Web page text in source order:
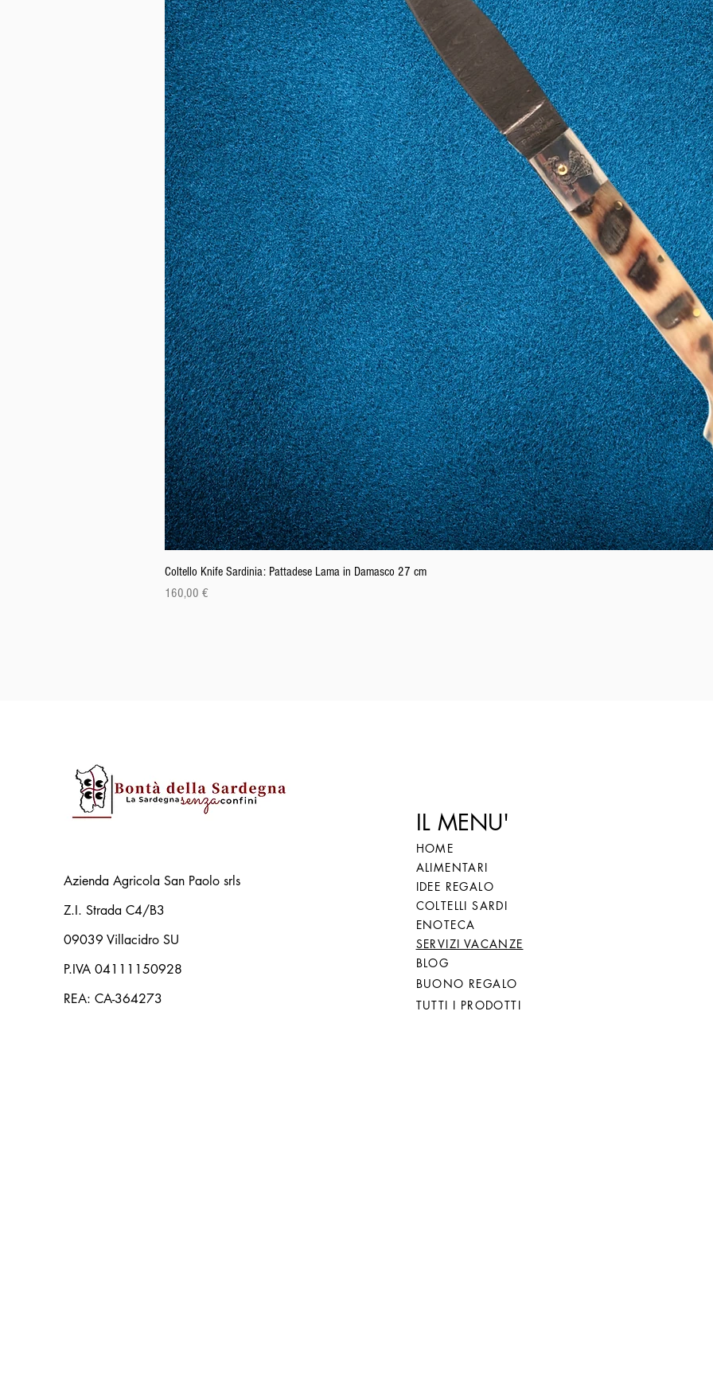
Coltello Knife Sardinia: Pattadese Lama in Damasco 27 cm
Prezzo
160,00 €
Azienda Agricola San Paolo srls
Z.I. Strada C4/B3
09039 Villacidro SU
P.IVA 04111150928
REA: CA-364273
IL MENU'
HOME
ALIMENTARI
IDEE REGALO
COLTELLI SARDI
ENOTECA
SERVIZI VACANZE
BLOG
BUONO REGALO
TUTTI I PRODOTTI